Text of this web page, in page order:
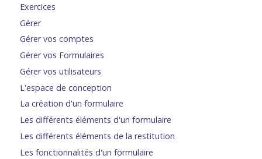
Exercices
Gérer
Gérer vos comptes
Gérer vos Formulaires
Gérer vos utilisateurs
L'espace de conception
La création d'un formulaire
Les différents éléments d'un formulaire
Les différents éléments de la restitution
Les fonctionnalités d'un formulaire